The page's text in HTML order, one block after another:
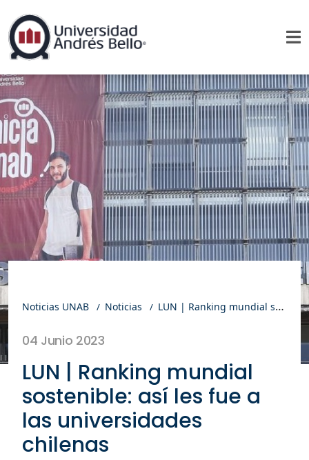
Noticias UNAB Noticias LUN | Ranking mundial sostenible: así les fue a las universidades chilenas
04 Junio 2023
LUN | Ranking mundial
sostenible: así les fue a
las universidades
chilenas